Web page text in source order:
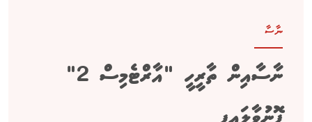
ނާސާ
ނާސާއިން ތާރީހީ "އާރްޓެމިސް 2"
ފޮނުވާލައިފި